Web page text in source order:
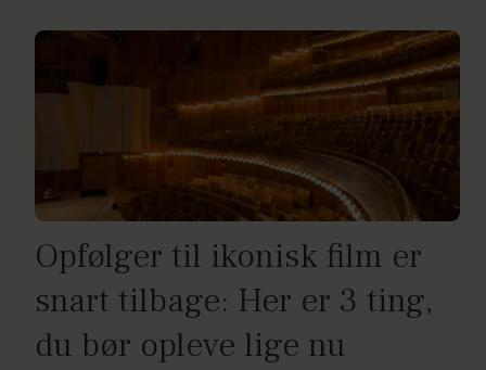
Opfølger til ikonisk film er
snart tilbage: Her er 3 ting,
du bør opleve lige nu